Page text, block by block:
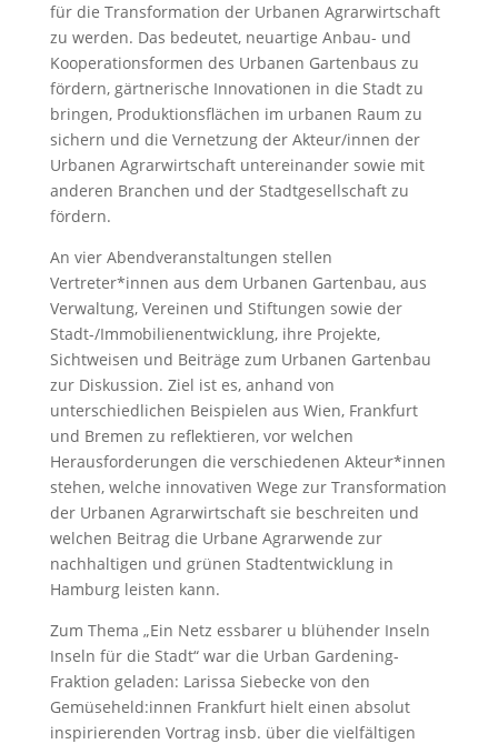
für die Transformation der Urbanen Agrarwirtschaft
zu werden. Das bedeutet, neuartige Anbau- und
Kooperationsformen des Urbanen Gartenbaus zu
fördern, gärtnerische Innovationen in die Stadt zu
bringen, Produktionsflächen im urbanen Raum zu
sichern und die Vernetzung der Akteur/innen der
Urbanen Agrarwirtschaft untereinander sowie mit
anderen Branchen und der Stadtgesellschaft zu
fördern.
An vier Abendveranstaltungen stellen
Vertreter*innen aus dem Urbanen Gartenbau, aus
Verwaltung, Vereinen und Stiftungen sowie der
Stadt-/Immobilienentwicklung, ihre Projekte,
Sichtweisen und Beiträge zum Urbanen Gartenbau
zur Diskussion. Ziel ist es, anhand von
unterschiedlichen Beispielen aus Wien, Frankfurt
und Bremen zu reflektieren, vor welchen
Herausforderungen die verschiedenen Akteur*innen
stehen, welche innovativen Wege zur Transformation
der Urbanen Agrarwirtschaft sie beschreiten und
welchen Beitrag die Urbane Agrarwende zur
nachhaltigen und grünen Stadtentwicklung in
Hamburg leisten kann.
Zum Thema „Ein Netz essbarer u blühender Inseln
Inseln für die Stadt“ war die Urban Gardening-
Fraktion geladen: Larissa Siebecke von den
Gemüseheld:innen Frankfurt hielt einen absolut
inspirierenden Vortrag insb. über die vielfältigen